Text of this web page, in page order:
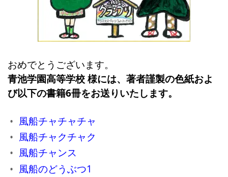
おめでとうございます。
青池学園高等学校 様には、著者謹製の色紙およ
び以下の書籍6冊をお送りいたします。
風船チャチャチャ
風船チャクチャク
風船チャンス
風船のどうぶつ1